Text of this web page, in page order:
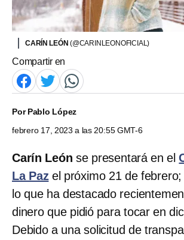
CARÍN LEÓN (@CARINLEONOFICIAL)
Compartir en
PorPablo López
febrero 17, 2023 a las 20:55 GMT-6
Carín León se presentará en el
La Pazel próximo 21 de febrero;
lo que ha destacado
dinero que pidió para tocar en
Debido a una solicitud de